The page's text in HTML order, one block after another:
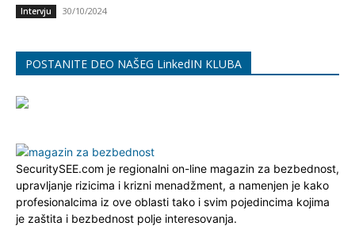
Intervju 30/10/2024
POSTANITE DEO NAŠEG LinkedIN KLUBA
SecuritySEE.com je regionalni on-line magazin za bezbednost,
upravljanje rizicima i krizni menadžment, a namenjen je kako
profesionalcima iz ove oblasti tako i svim pojedincima kojima
je zaštita i bezbednost polje interesovanja.